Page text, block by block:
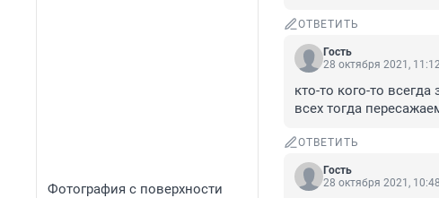
Фотография с поверхности
ОТВЕТИТЬ
Гость
28 октября 2021,
кто-то кого-то
всех тогда
ОТВЕТИТЬ
Гость
28 октября 2021, 10:48